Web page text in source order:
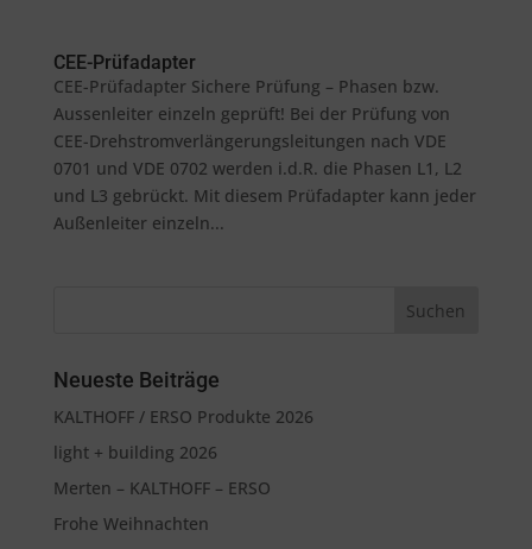
CEE-Prüfadapter
CEE-Prüfadapter Sichere Prüfung – Phasen bzw.
Aussenleiter einzeln geprüft! Bei der Prüfung von
CEE-Drehstromverlängerungsleitungen nach VDE
0701 und VDE 0702 werden i.d.R. die Phasen L1, L2
und L3 gebrückt. Mit diesem Prüfadapter kann jeder
Außenleiter einzeln...
Neueste Beiträge
KALTHOFF / ERSO Produkte 2026
light + building 2026
Merten – KALTHOFF – ERSO
Frohe Weihnachten